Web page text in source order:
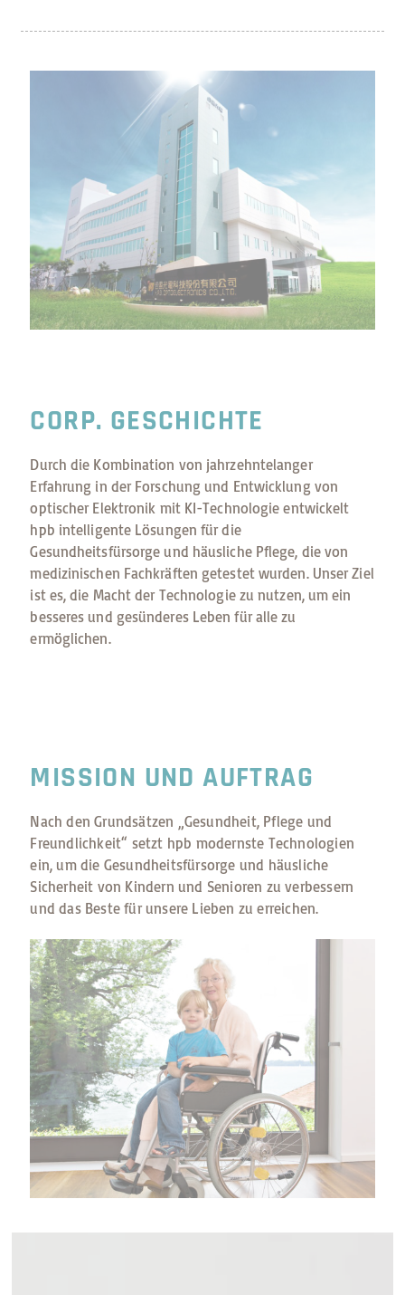
CORP. GESCHICHTE
Durch die Kombination von jahrzehntelanger
Erfahrung in der Forschung und Entwicklung von
optischer Elektronik mit KI-Technologie entwickelt
hpb intelligente Lösungen für die
Gesundheitsfürsorge und häusliche Pflege, die von
medizinischen Fachkräften getestet wurden. Unser Ziel
ist es, die Macht der Technologie zu nutzen, um ein
besseres und gesünderes Leben für alle zu
ermöglichen.
MISSION UND AUFTRAG
Nach den Grundsätzen „Gesundheit, Pflege und
Freundlichkeit“ setzt hpb modernste Technologien
ein, um die Gesundheitsfürsorge und häusliche
Sicherheit von Kindern und Senioren zu verbessern
und das Beste für unsere Lieben zu erreichen.